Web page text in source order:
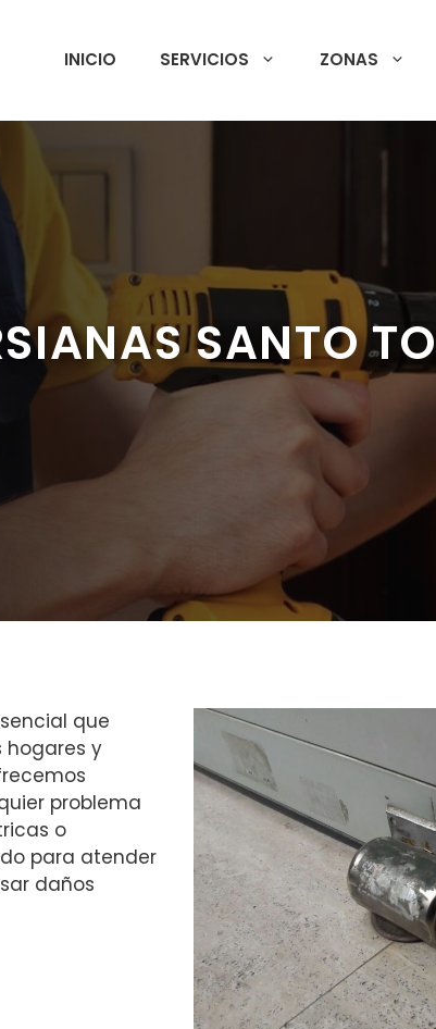
INICIO SERVICIOS ZONAS
SANTO
que
hogares y
problema
o
para atender
daños